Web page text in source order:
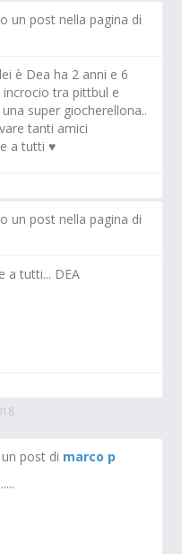
un post nella pagina di
è Dea ha 2 anni e 6
incrocio tra pittbul e
super giocherellona..
tanti amici
a tutti ♥️
un post nella pagina di
a tutti... DEA
post di marco p